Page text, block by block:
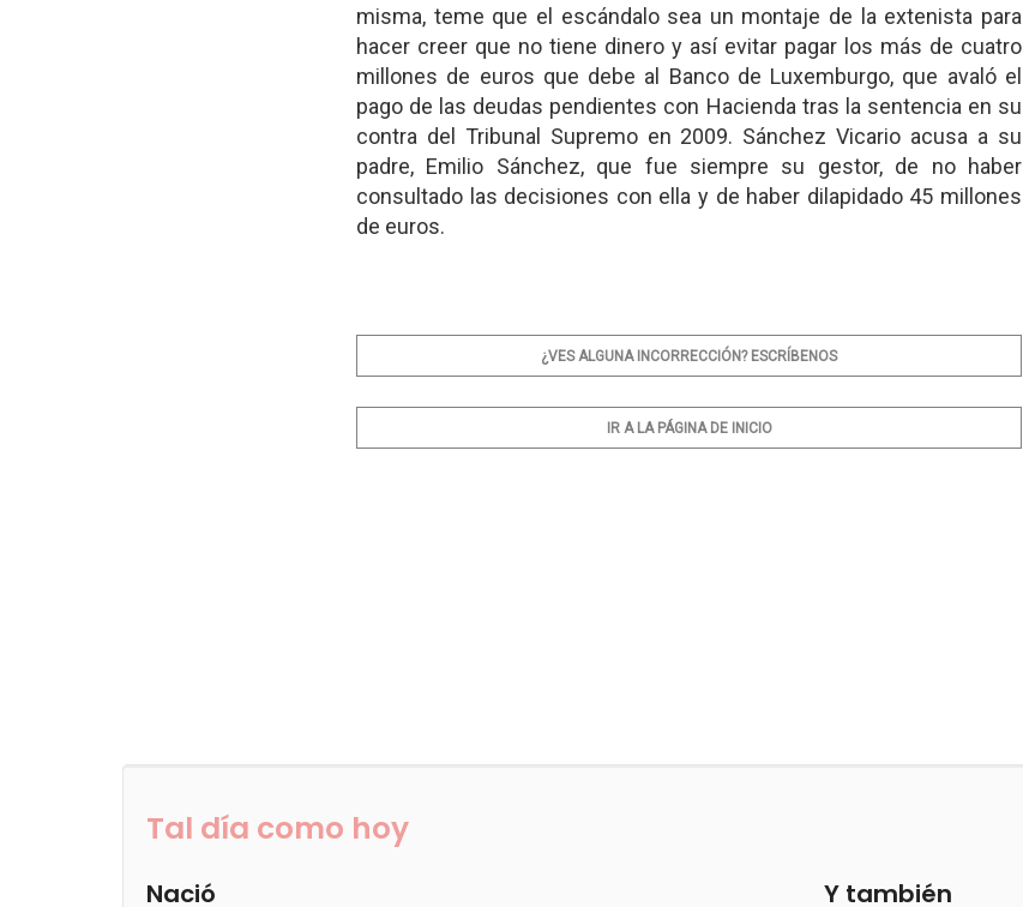
misma, teme que el escándalo sea un montaje de la extenista para
hacer creer que no tiene dinero y así evitar pagar los más de cuatro
millones de euros que debe al Banco de Luxemburgo, que avaló el
pago de las deudas pendientes con Hacienda tras la sentencia en su
contra del Tribunal Supremo en 2009. Sánchez Vicario acusa a su
padre, Emilio Sánchez, que fue siempre su gestor, de no haber
consultado las decisiones con ella y de haber dilapidado 45 millones
de euros.
¿VES ALGUNA INCORRECCIÓN? ESCRÍBENOS
IR A LA PÁGINA DE INICIO
Tal día como hoy
Nació Y también